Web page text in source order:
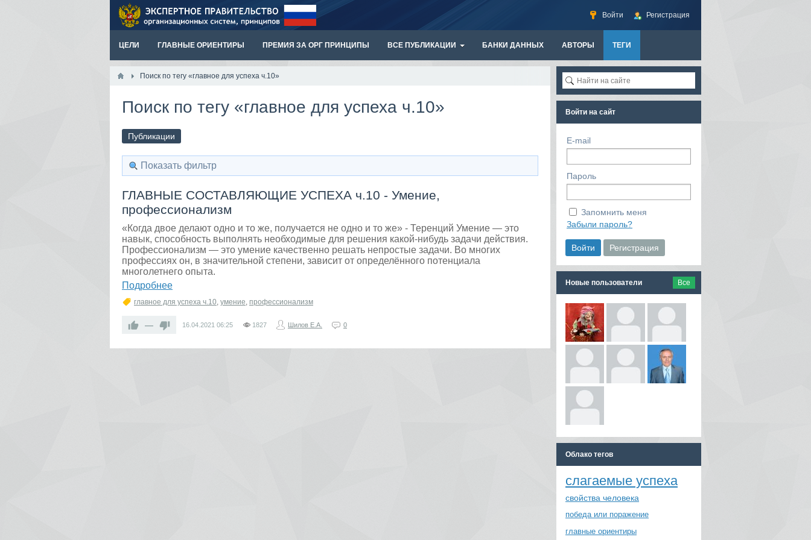
Войти Регистрация
ЦЕЛИ ГЛАВНЫЕ ОРИЕНТИРЫ ПРЕМИЯ ЗА ОРГ ПРИНЦИПЫ ВСЕ ПУБЛИКАЦИИ БАНКИ ДАННЫХ АВТОРЫ ТЕГИ
Поиск по тегу «главное для успеха ч.10»
Поиск по тегу «главное для успеха ч.10»
Публикации
Показать фильтр
ГЛАВНЫЕ СОСТАВЛЯЮЩИЕ УСПЕХА ч.10 - Умение,
профессионализм
«Когда двое делают одно и то же, получается не одно и то же» - Теренций Умение — это
навык, способность выполнять необходимые для решения какой-нибудь задачи действия.
Профессионализм — это умение качественно решать непростые задачи. Во многих
профессиях он, в значительной степени, зависит от определённого потенциала
многолетнего опыта.
Подробнее
главное для успеха ч.10, умение, профессионализм
— 16.04.2021 06:25 1827 Шилов Е.А. 0
Войти на сайт
E-mail
Пароль
Запомнить меня
Забыли пароль?
Новые пользователи Все
Облако тегов
слагаемые успеха
свойства человека
победа или поражение
главные ориентиры